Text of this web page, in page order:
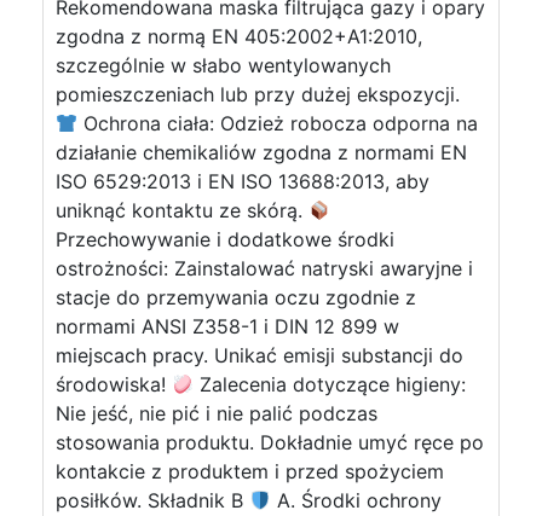
Rekomendowana maska filtrująca gazy i opary
zgodna z normą EN 405:2002+A1:2010,
szczególnie w słabo wentylowanych
pomieszczeniach lub przy dużej ekspozycji.
Ochrona ciała: Odzież robocza odporna na
działanie chemikaliów zgodna z normami EN
ISO 6529:2013 i EN ISO 13688:2013, aby
uniknąć kontaktu ze skórą.
Przechowywanie i dodatkowe środki
ostrożności: Zainstalować natryski awaryjne i
stacje do przemywania oczu zgodnie z
normami ANSI Z358-1 i DIN 12 899 w
miejscach pracy. Unikać emisji substancji do
środowiska!
Zalecenia dotyczące higieny:
Nie jeść, nie pić i nie palić podczas
stosowania produktu. Dokładnie umyć ręce po
kontakcie z produktem i przed spożyciem
posiłków. Składnik B
A. Środki ochrony